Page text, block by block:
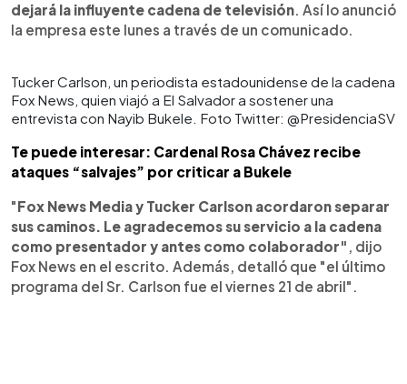
dejará la influyente cadena de televisión. Así lo anunció
la empresa este lunes a través de un comunicado.
Tucker Carlson, un periodista estadounidense de la cadena
Fox News, quien viajó a El Salvador a sostener una
entrevista con Nayib Bukele. Foto Twitter: @PresidenciaSV
Te puede interesar: Cardenal Rosa Chávez recibe
ataques “salvajes” por criticar a Bukele
"Fox News Media y Tucker Carlson acordaron separar
sus caminos. Le agradecemos su servicio a la cadena
como presentador y antes como colaborador" , dijo
Fox News en el escrito. Además, detalló que "el último
programa del Sr. Carlson fue el viernes 21 de abril".